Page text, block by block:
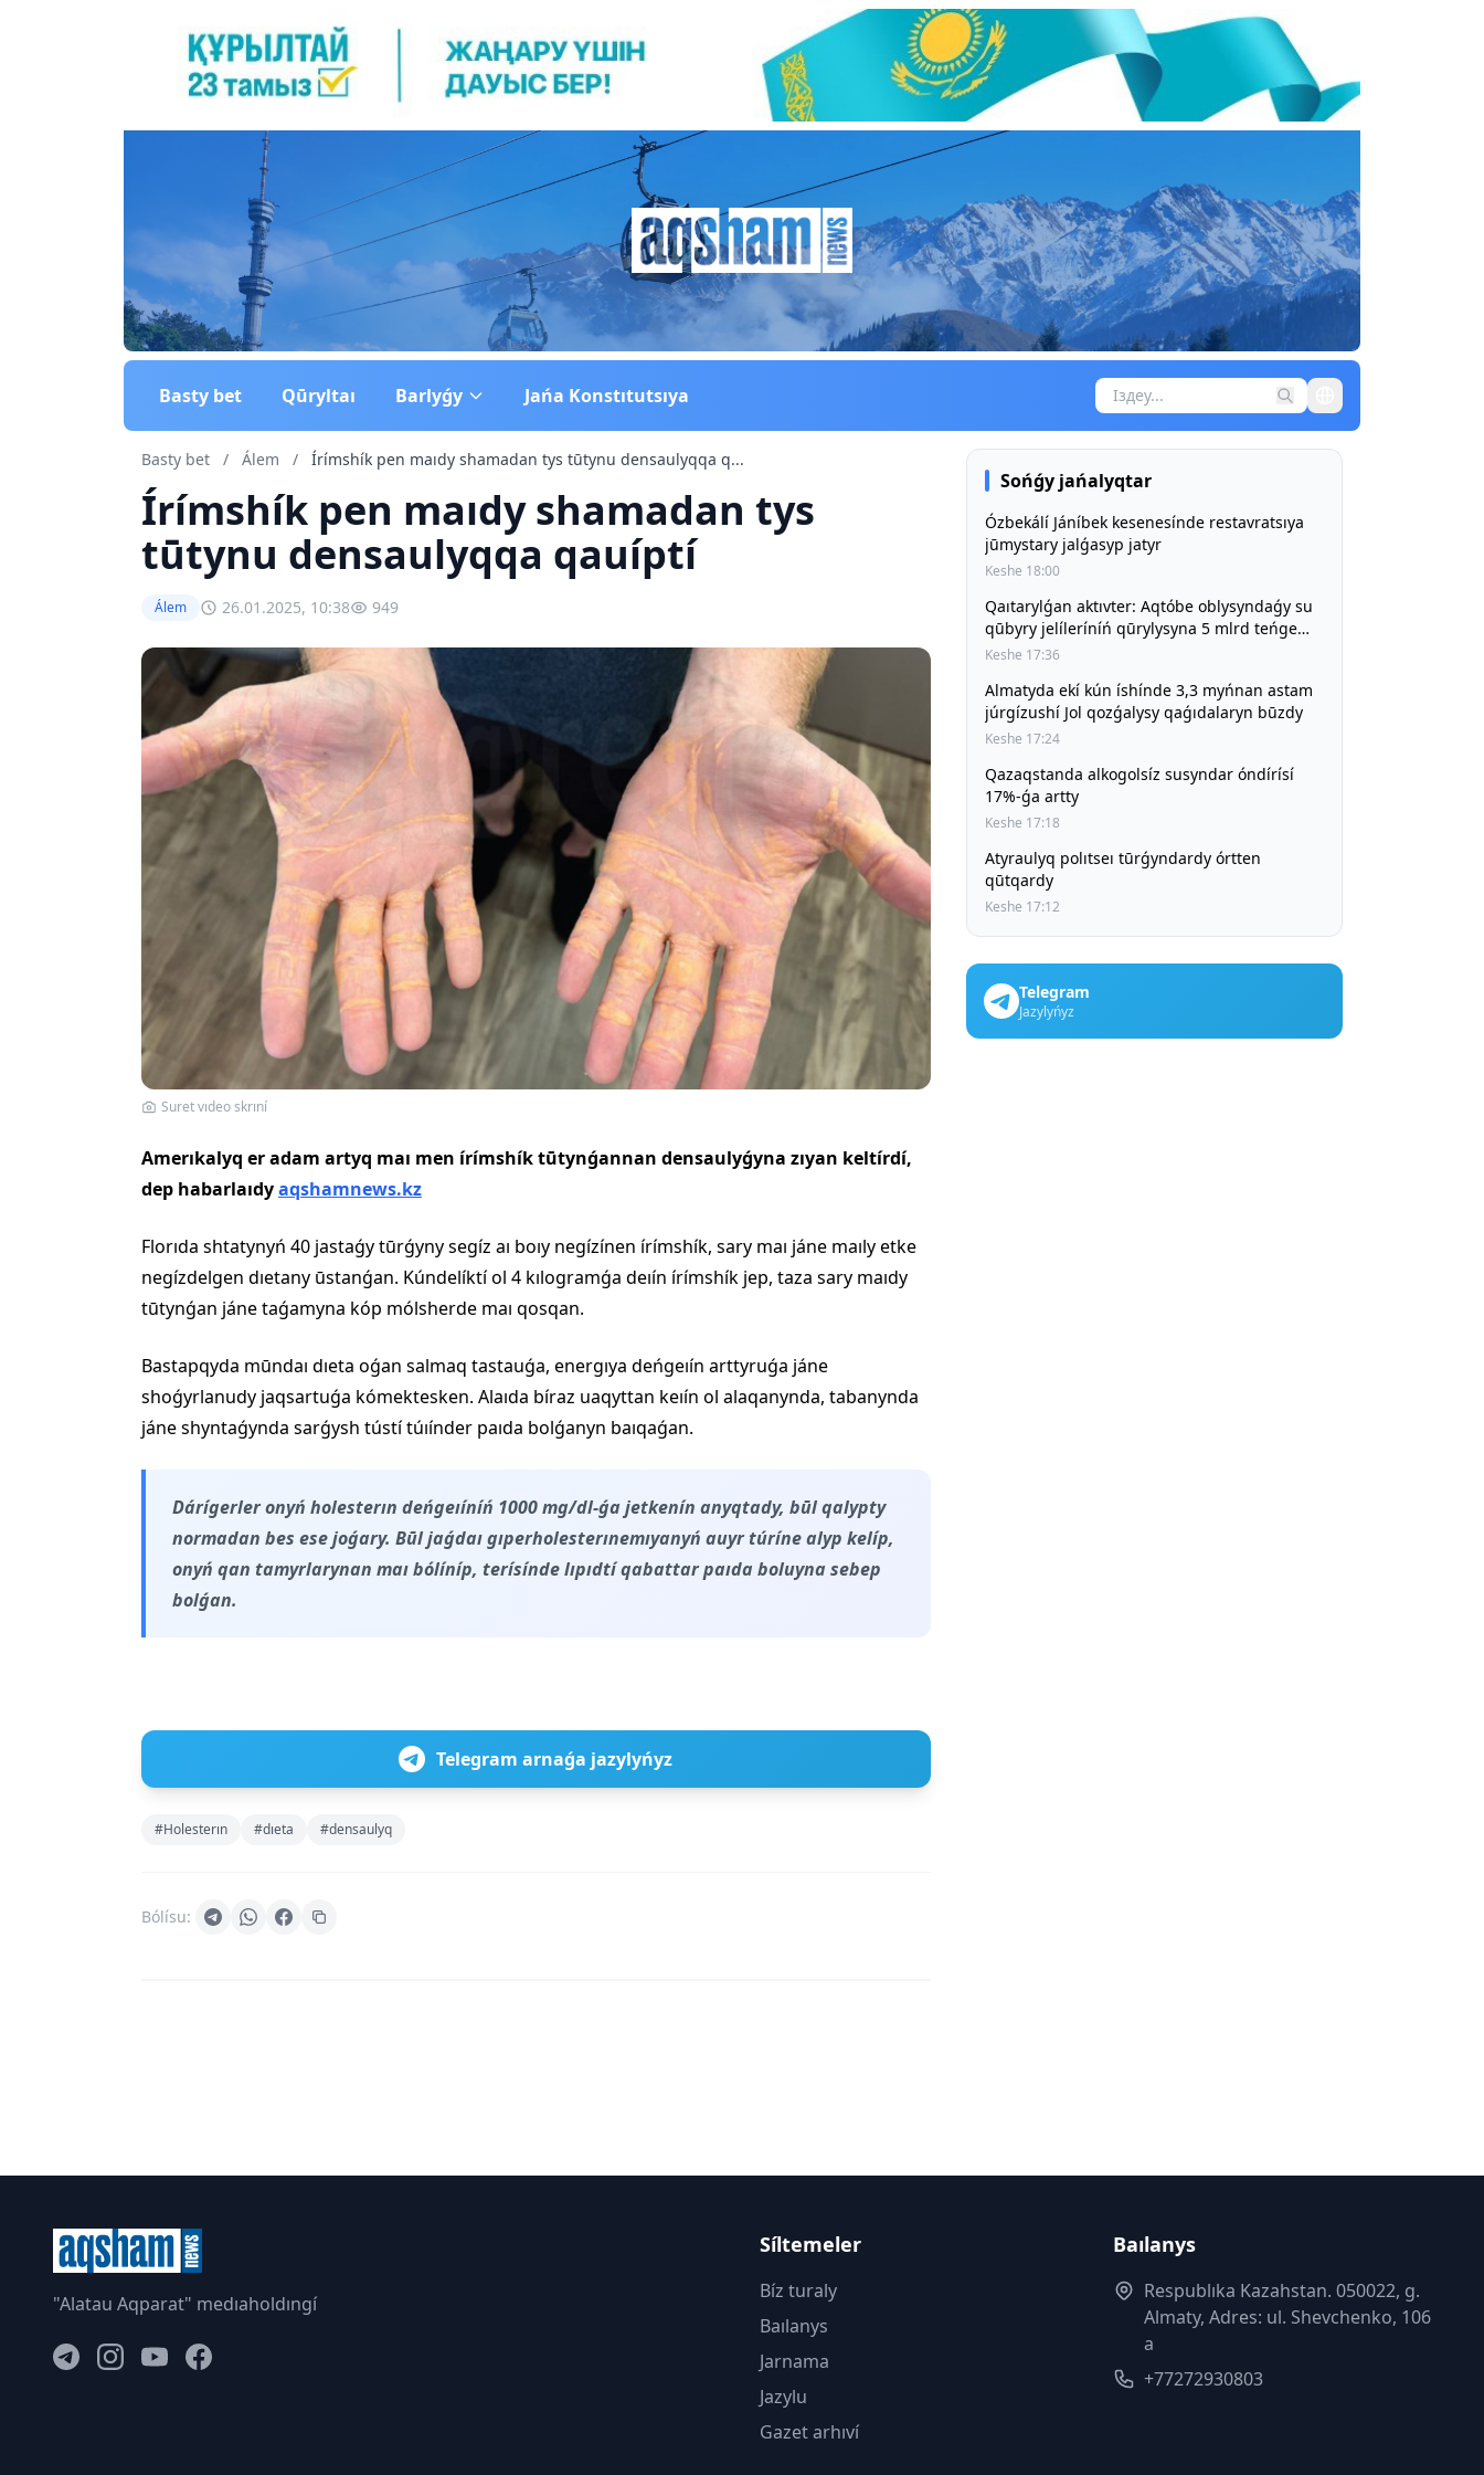
Basty bet Qūryltaı Barlyǵy Jańa Konstıtutsıya
Basty bet / Álem / Írímshík pen maıdy shamadan tys tūtynu densaulyqqa q...
Írímshík pen maıdy shamadan tys
tūtynu densaulyqqa qauíptí
Álem 26.01.2025, 10:38 949
Suret vıdeo skrıní
Amerıkalyq er adam artyq maı men írímshík tūtynǵannan densaulyǵyna zıyan keltírdí,
dep habarlaıdyaqshamnews.kz
Florıda shtatynyń 40 jastaǵy tūrǵyny segíz aı boıy negízínen írímshík, sary maı jáne maıly etke
negízdelgen dıetany ūstanǵan. Kúndelíktí ol 4 kılogramǵa deıín írímshík jep, taza sary maıdy
tūtynǵan jáne taǵamyna kóp mólsherde maı qosqan.
Bastapqyda mūndaı dıeta oǵan salmaq tastauǵa, energıya deńgeıín arttyruǵa jáne
shoǵyrlanudy jaqsartuǵa kómektesken. Alaıda bíraz uaqyttan keıín ol alaqanynda, tabanynda
jáne shyntaǵynda sarǵysh tústí túıínder paıda bolǵanyn baıqaǵan.
Dárígerler onyń holesterın deńgeıíníń 1000 mg/dl-ǵa jetkenín anyqtady, būl qalypty
normadan bes ese joǵary. Būl jaǵdaı gıperholesterınemıyanyń auyr túríne alyp kelíp,
onyń qan tamyrlarynan maı bólíníp, terísínde lıpıdtí qabattar paıda boluyna sebep
bolǵan.
Telegram arnaǵa jazylyńyz
#Holesterın #dıeta #densaulyq
Bólísu:
Sońǵy jańalyqtar
Ózbekálí Jáníbek kesenesínde restavratsıya
jūmystary jalǵasyp jatyr
Keshe 18:00
Qaıtarylǵan aktıvter: Aqtóbe oblysyndaǵy su
qūbyry jelíleríníń qūrylysyna 5 mlrd teńge
bólíndí
Keshe 17:36
Almatyda ekí kún íshínde 3,3 myńnan astam
júrgízushí Jol qozǵalysy qaǵıdalaryn būzdy
Keshe 17:24
Qazaqstanda alkogolsíz susyndar óndírísí
17%-ǵa artty
Keshe 17:18
Atyraulyq polıtseı tūrǵyndardy órtten
qūtqardy
Keshe 17:12
Telegram
Jazylyńyz
"Alatau Aqparat" medıaholdıngí
Síltemeler
Bíz turaly
Baılanys
Jarnama
Jazylu
Gazet arhıví
Baılanys
Respublıka Kazahstan. 050022, g.
Almaty, Adres: ul. Shevchenko, 106
a
+77272930803